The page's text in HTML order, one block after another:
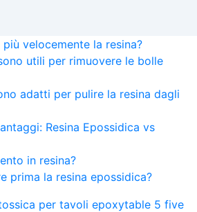
velocemente la resina?
utili per rimuovere le bolle
adatti per pulire la resina dagli
Resina Epossidica vs
in resina?
prima la resina epossidica?
per tavoli epoxytable 5 five